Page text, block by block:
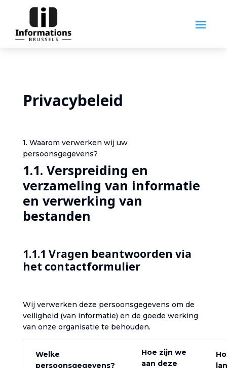
Privacybeleid
1. Waarom verwerken wij uw
persoonsgegevens?‎
1.1. Verspreiding en
verzameling van informatie
en verwerking van
bestanden‎
1.1.1 Vragen beantwoorden via
het contactformulier‎
‎Wij verwerken deze persoonsgegevens om de
veiligheid (van informatie) en de goede werking
van onze organisatie te behouden.‎
Welke
persoonsgegevens?‎
Hoe zijn we
aan deze